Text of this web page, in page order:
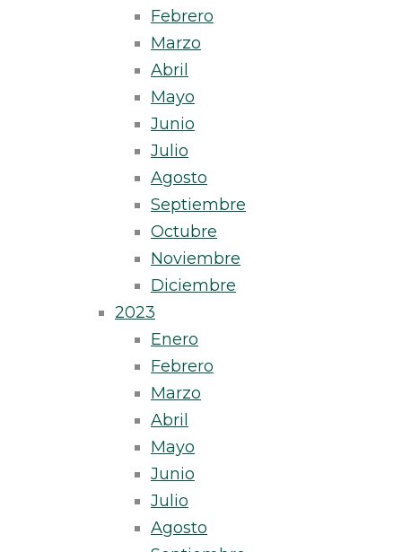
Febrero
Marzo
Abril
Mayo
Junio
Julio
Agosto
Septiembre
Octubre
Noviembre
Diciembre
2023
Enero
Febrero
Marzo
Abril
Mayo
Junio
Julio
Agosto